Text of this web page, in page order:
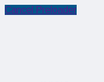
Cancel Preloader